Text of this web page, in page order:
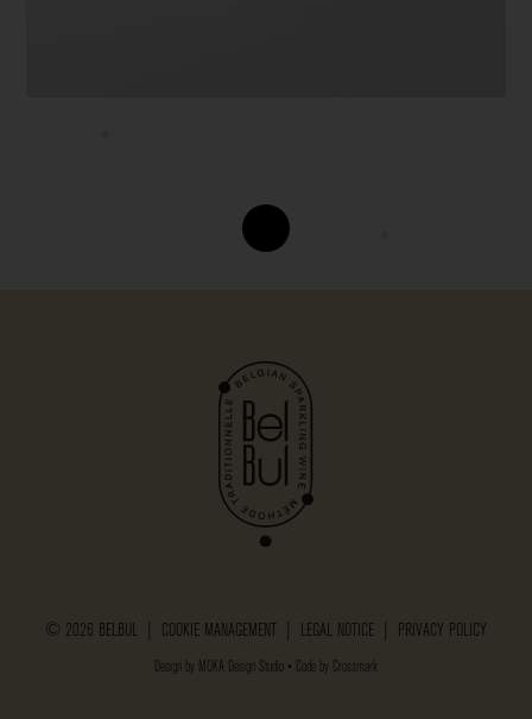
© 2026 BELBUL | COOKIE MANAGEMENT LEGAL NOTICE PRIVACY POLICY
Design by MOKA Design Studio • Code by Crossmark